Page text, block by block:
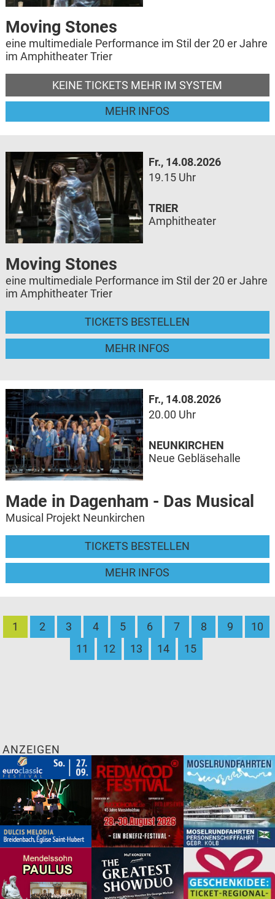
Moving Stones
eine multimediale Performance im Stil der 20 er Jahre
im Amphitheater Trier
KEINE TICKETS MEHR IM SYSTEM
MEHR INFOS
Fr., 14.08.2026
19.15 Uhr
Moving Stones
eine multimediale Performance im Stil der 20 er Jahre
im Amphitheater Trier
TICKETS BESTELLEN
MEHR INFOS
TRIER
Amphitheater
Fr., 14.08.2026
20.00 Uhr
Made in Dagenham - Das Musical
Musical Projekt Neunkirchen
TICKETS BESTELLEN
MEHR INFOS
NEUNKIRCHEN
Neue Gebläsehalle
1 2 3 4 5 6 7 8 9
10
11
12 13 14 15
ANZEIGEN